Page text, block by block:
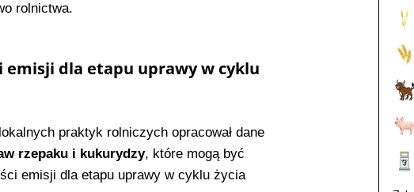
rolnictwa.
emisji dla etapu uprawy w cyklu
praktyk rolniczych opracował dane
rzepaku i kukurydzy, które mogą być
emisji dla etapu uprawy w cyklu życia